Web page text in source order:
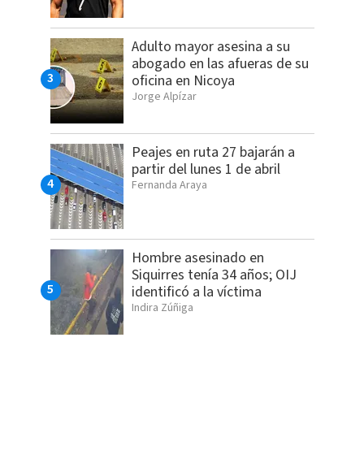
Adulto mayor asesina a su
abogado en las afueras de su
oficina en Nicoya
Jorge Alpízar
Peajes en ruta 27 bajarán a
partir del lunes 1 de abril
Fernanda Araya
Hombre asesinado en
Siquirres tenía 34 años; OIJ
identificó a la víctima
Indira Zúñiga